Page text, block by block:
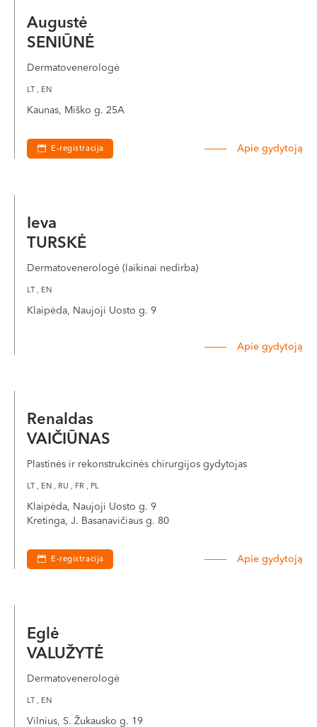
Augustė
SENIŪNĖ
Dermatovenerologė
LT , EN
Kaunas, Miško g. 25A
E-registracija Apie gydytoją
Ieva
TURSKĖ
Dermatovenerologė (laikinai nedirba)
LT , EN
Klaipėda, Naujoji Uosto g. 9
Apie gydytoją
Renaldas
VAIČIŪNAS
Plastinės ir rekonstrukcinės chirurgijos gydytojas
LT , EN , RU , FR , PL
Klaipėda, Naujoji Uosto g. 9
Kretinga, J. Basanavičiaus g. 80
E-registracija Apie gydytoją
Eglė
VALUŽYTĖ
Dermatovenerologė
LT , EN
Vilnius, S. Žukausko g. 19